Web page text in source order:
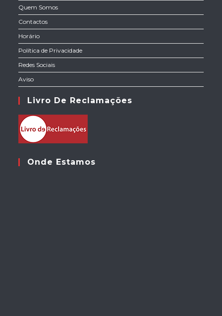
Quem Somos
Contactos
Horário
Política de Privacidade
Redes Sociais
Aviso
Livro De Reclamações
Onde Estamos